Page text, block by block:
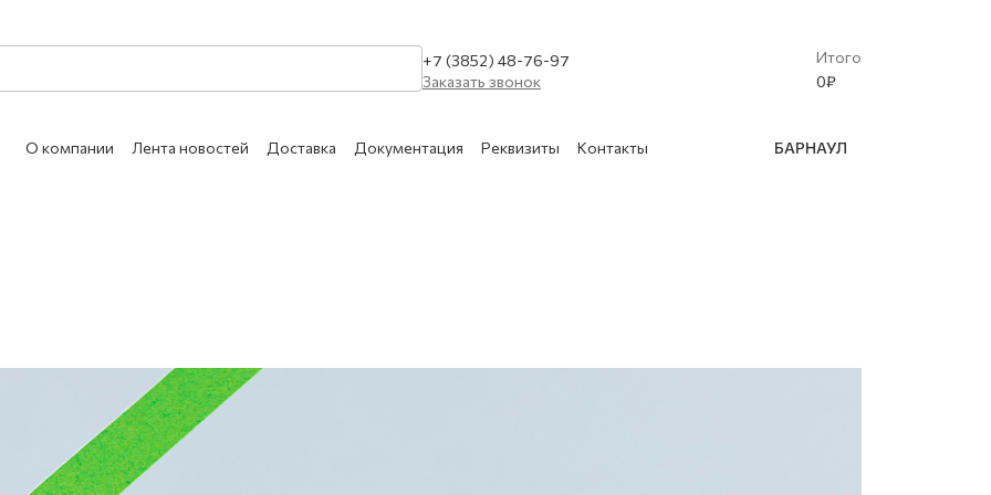
+7 (3852) 48-76-97
Заказать звонок
Итого
0₽
СМЕСИ
О компании Лента новостей Доставка Документация Реквизиты Контакты БАРНАУЛ